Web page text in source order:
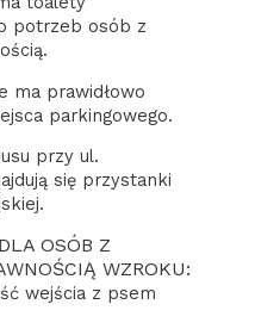
potrzeb osób z
ma prawidłowo
parkingowego.
przy ul.
się przystanki
OSÓB Z
WZROKU:
wejścia z psem